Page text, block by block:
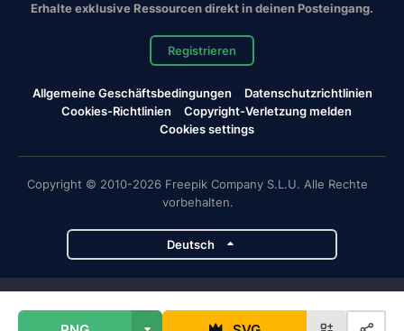
Erhalte exklusive Ressourcen direkt in deinen Posteingang.
Registrieren
Allgemeine Geschäftsbedingungen
Datenschutzrichtlinien
Cookies-Richtlinien
Copyright-Verletzung melden
Cookies settings
Copyright © 2010-2026 Freepik Company S.L.U. Alle Rechte
vorbehalten.
Deutsch